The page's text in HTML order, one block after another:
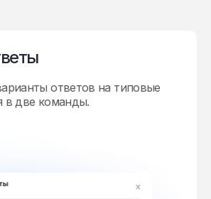
ответов на типовые
в две команды.